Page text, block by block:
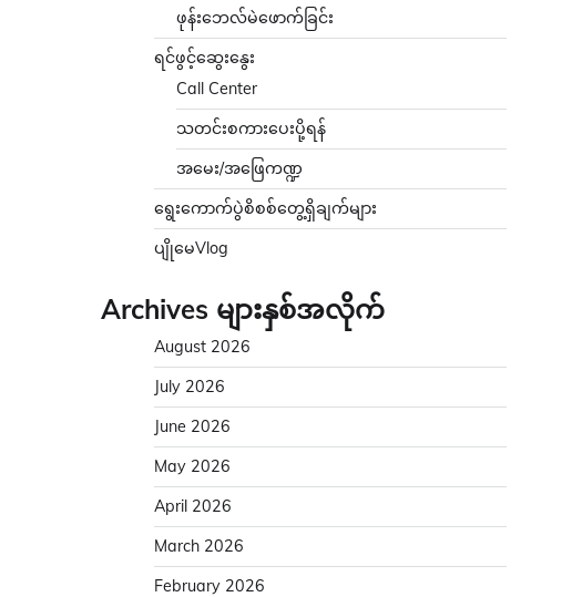
ဖုန်းဘေလ်မဲဖောက်ခြင်း
ရင်ဖွင့်ဆွေးနွေး
Call Center
သတင်းစကားပေးပို့ရန်
အမေး/အဖြေကဏ္ဍ
ရွေးကောက်ပွဲစိစစ်တွေ့ရှိချက်များ
ပျိုမေVlog
Archives များနှစ်အလိုက်
August 2026
July 2026
June 2026
May 2026
April 2026
March 2026
February 2026